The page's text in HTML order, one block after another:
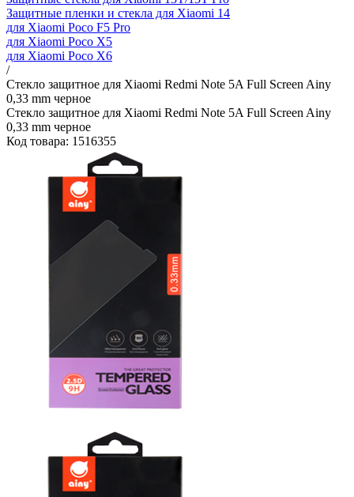
Защитные пленки и стекла для Xiaomi 14
для Xiaomi Poco F5 Pro
для Xiaomi Poco X5
для Xiaomi Poco X6
/
Стекло защитное для Xiaomi Redmi Note 5A Full Screen Ainy
0,33 mm черное
Стекло защитное для Xiaomi Redmi Note 5A Full Screen Ainy
0,33 mm черное
Код товара: 1516355